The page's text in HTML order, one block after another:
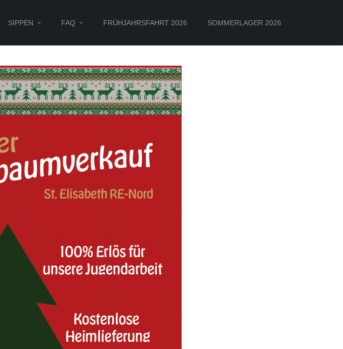
SIPPEN FAQ FRÜHJAHRSFAHRT 2026 SOMMERLAGER 2026